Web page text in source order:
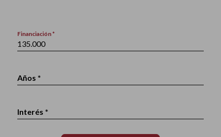
Financiación *
Años *
Interés *